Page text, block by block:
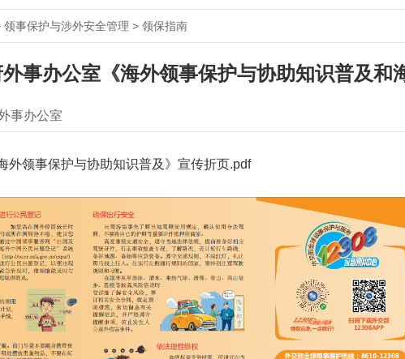
事保护与涉外安全管理 > 领保指南
事办公室《海外领事保护与协助知识普及和
事办公室
外领事保护与协助知识普及》宣传折页.pdf